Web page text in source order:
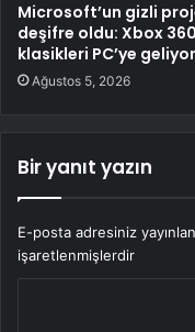
Microsoft’un gizli
deşifre oldu: Xbox 360
klasikleri PC’ye geliyor
Ağustos 5, 2026
Bir yanıt yazın
E-posta adresiniz
işaretlenmişlerdir